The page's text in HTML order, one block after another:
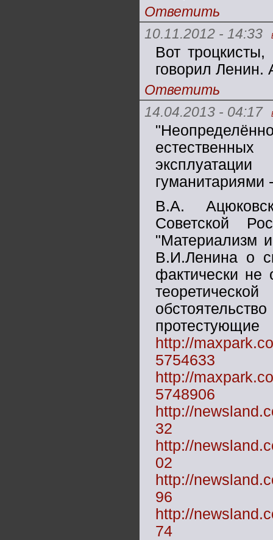
Ответить
10.11.2012 - 14:33
Вот
говорил Ленин.
Ответить
14.04.2013 - 04:17
гуманитариями
В.А.
Советской
"Материализм
В.И.Ленина о
фактически не
http://
5754633
http://
5748906
http://
32
http://
02
http://
96
http://
74